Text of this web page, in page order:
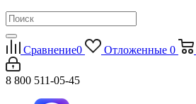
Сравнение0 Отложенные 0
8 800 511-05-45